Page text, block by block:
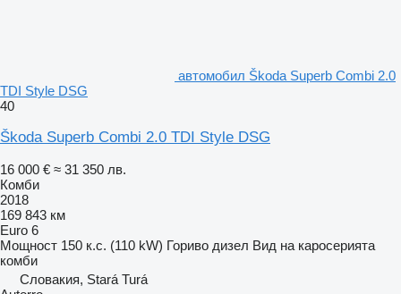
автомобил Škoda Superb Combi 2.0
TDI Style DSG
40
Škoda Superb Combi 2.0 TDI Style DSG
16 000 € ≈ 31 350 лв.
Комби
2018
169 843 км
Euro 6
Мощност 150 к.с. (110 kW) Гориво дизел Вид на каросерията
комби
Словакия, Stará Turá